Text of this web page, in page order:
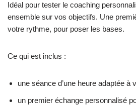
Idéal pour tester le coaching
ensemble sur vos objectifs. Une
votre rythme, pour poser les bases.
Ce qui est inclus :
une séance d’une heure adaptée à
un premier échange personnalisé